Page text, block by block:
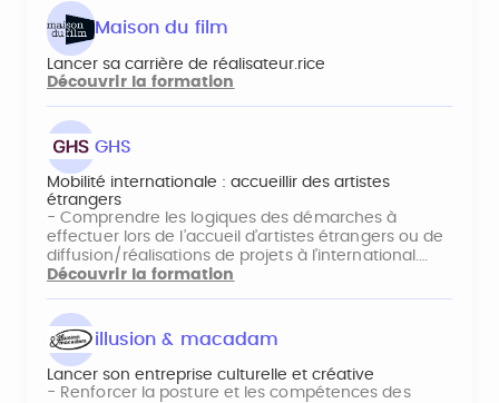
Maison du film
Lancer sa carrière de réalisateur.rice
Découvrir la formation
GHS
Mobilité internationale : accueillir des artistes
étrangers
- Comprendre les logiques des démarches à
effectuer lors de l’accueil d’artistes étrangers ou de
diffusion/réalisations de projets à l’international.…
Découvrir la formation
illusion & macadam
Lancer son entreprise culturelle et créative
- Renforcer la posture et les compétences des